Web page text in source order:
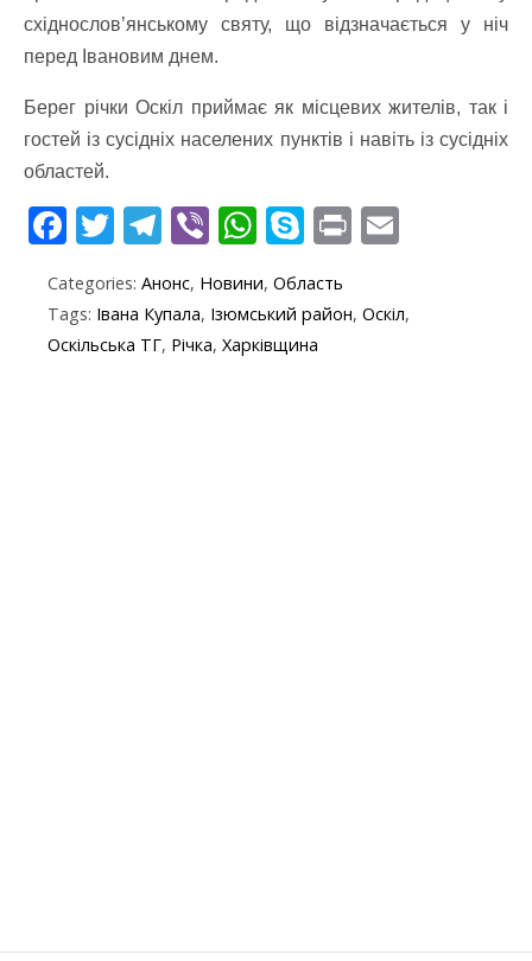
східнослов’янському святу, що відзначається у ніч
перед Івановим днем.
Берег річки Оскіл приймає як місцевих жителів, так і
гостей із сусідніх населених пунктів і навіть із сусідніх
областей.
F
e
b
T
itt
er
T
e
gr
Vi
er
W
at
s
S
y
p
Pr
t ai
l
Categories: Анонс, Новини, Область
Tags: Івана Купала, Ізюмський район, Оскіл,
Оскільська ТГ, Річка, Харківщина